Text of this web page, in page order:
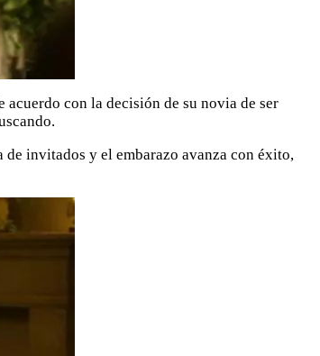
acuerdo con la decisión de su novia de ser
de invitados y el embarazo avanza con éxito,